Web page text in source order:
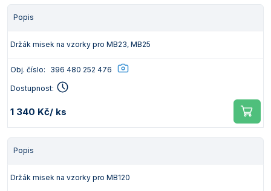
Popis
Držák misek na vzorky pro MB23, MB25
Obj. číslo: 396 480 252 476
Dostupnost:
1 340 Kč/ ks
Popis
Držák misek na vzorky pro MB120